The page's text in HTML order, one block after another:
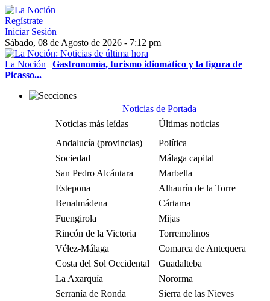
Regístrate
Iniciar Sesión
Sábado, 08 de Agosto de 2026 - 7:12 pm
La Noción | Gastronomía, turismo idiomático y la figura de
Picasso...
Noticias de Portada
Noticias más leídas
Últimas noticias
Andalucía (provincias)
Política
Sociedad
Málaga capital
San Pedro Alcántara
Marbella
Estepona
Alhaurín de la Torre
Benalmádena
Cártama
Fuengirola
Mijas
Rincón de la Victoria
Torremolinos
Vélez-Málaga
Comarca de Antequera
Costa del Sol Occidental
Guadalteba
La Axarquía
Nororma
Serranía de Ronda
Sierra de las Nieves